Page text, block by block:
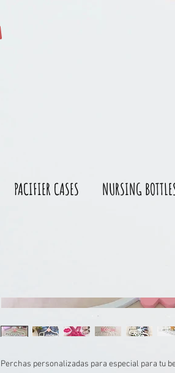
PACIFIER CASES NURSING
Perchas personalizadas para especial para tu